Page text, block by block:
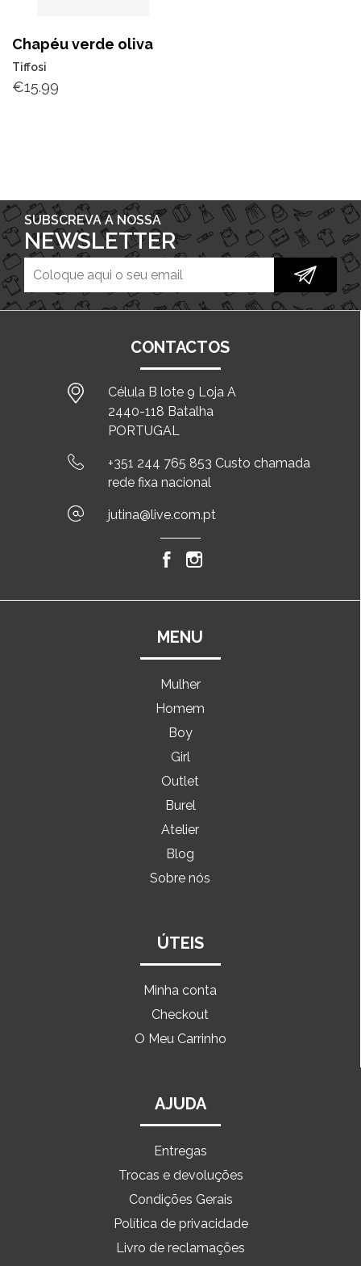
Chapéu verde oliva
Tiffosi
€15.99
SUBSCREVA A NOSSA
NEWSLETTER
CONTACTOS
Célula B lote 9 Loja A
2440-118 Batalha
PORTUGAL
+351 244 765 853 Custo chamada
rede fixa nacional
jutina@live.com.pt
MENU
Mulher
Homem
Boy
Girl
Outlet
Burel
Atelier
Blog
Sobre nós
ÚTEIS
Minha conta
Checkout
O Meu Carrinho
AJUDA
Entregas
Trocas e devoluções
Condições Gerais
Política de privacidade
Livro de reclamações